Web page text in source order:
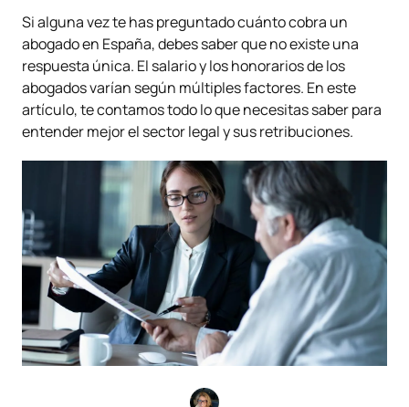
Si alguna vez te has preguntado cuánto cobra un
abogado en España, debes saber que no existe una
respuesta única. El salario y los honorarios de los
abogados varían según múltiples factores. En este
artículo, te contamos todo lo que necesitas saber para
entender mejor el sector legal y sus retribuciones.